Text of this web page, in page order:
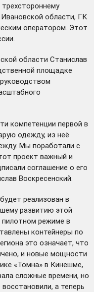
области, ГК
оператором. Этот
области Станислав
площадке
компетенции первой в
одежду, из неё
Мы поработали с
проект важный и
соглашение о его
Воскресенский.
реализован в
развитию этой
режиме в
контейнеры по
это означает, что
и новые мощности
«Томна» в Кинешме,
сложные времени, но
а теперь